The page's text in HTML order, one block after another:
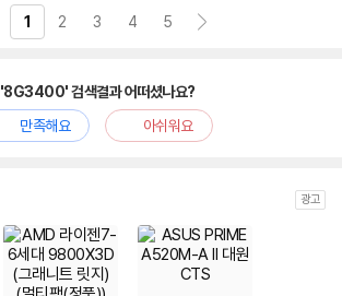
1 2 3 4 5
'8G3400' 검색결과 어떠셨나요?
만족해요
아쉬워요
광고